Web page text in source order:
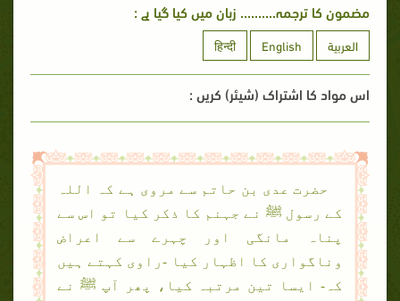
مضمون کا ترجمہ.......... زبان میں کیا گیا ہے :
العربية English
हिन्दी
اس مواد کا اشتراک (شیئر) کریں :
حضرت عدی بن حاتم سے مروی ہے کہ اللہ
کے رسول ﷺ نے جہنم کا ذکر کیا تو اس سے
پناہ مانگی اور چہرے سے اعراض
وناگواری کا اظہار کیا -راوی کہتے ہیں
کہ- ایسا تین مرتبہ کیا، پھر آپ ﷺ نے